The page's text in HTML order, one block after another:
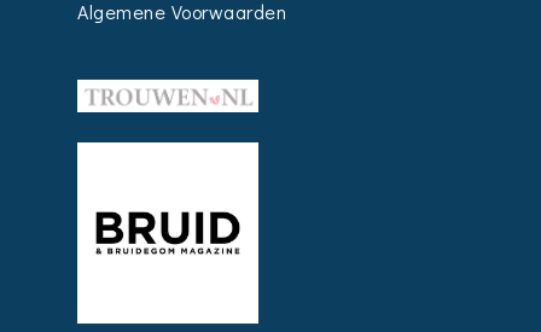
Algemene Voorwaarden